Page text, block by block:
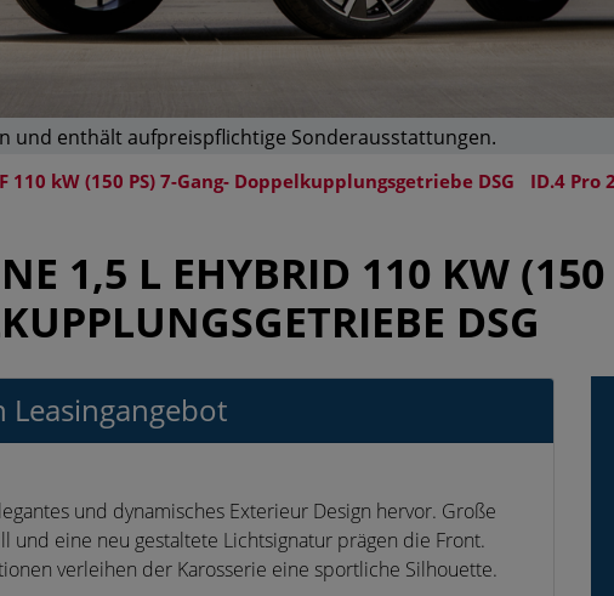
und enthält aufpreispflichtige Sonderausstattungen.
110 kW (150 PS) 7-Gang- Doppelkupplungsgetriebe DSG ID.4 Pro
1,5 L EHYBRID 110 KW
DSG
Leasingangebot
und dynamisches Exterieur Design hervor. Große
und eine neu gestaltete Lichtsignatur prägen die Front.
verleihen der Karosserie eine sportliche Silhouette.